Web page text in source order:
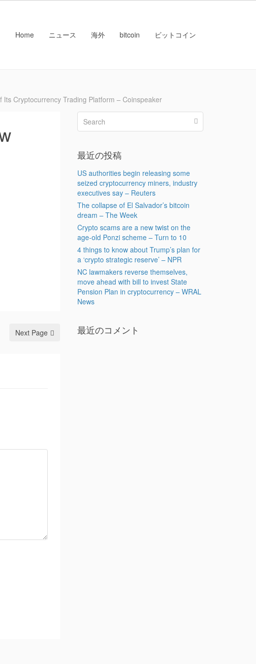
Home ニュース 海外 bitcoin ビットコイン
Cryptocurrency Trading Platform – Coinspeaker
Next Page
最近の投稿
US authorities begin releasing some
seized cryptocurrency miners, industry
executives say – Reuters
The collapse of El Salvador’s bitcoin
dream – The Week
Crypto scams are a new twist on the
age-old Ponzi scheme – Turn to 10
4 things to know about Trump’s plan for
a ‘crypto strategic reserve’ – NPR
NC lawmakers reverse themselves,
move ahead with bill to invest State
Pension Plan in cryptocurrency – WRAL
News
最近のコメント